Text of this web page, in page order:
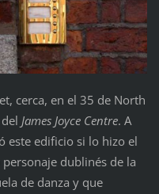
cerca, en el 35 de North
James Joyce Centre. A
este edificio si lo hizo el
dublinés de la
de danza y que